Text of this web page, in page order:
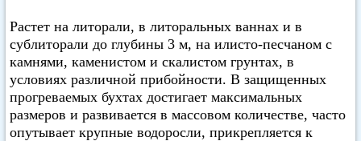
Растет на литорали, в литоральных ваннах и в
сублиторали до глубины 3 м, на илисто-песчаном с
камнями, каменистом и скалистом грунтах, в
условиях различной прибойности. В защищенных
прогреваемых бухтах достигает максимальных
размеров и развивается в массовом количестве, часто
опутывает крупные водоросли, прикрепляется к